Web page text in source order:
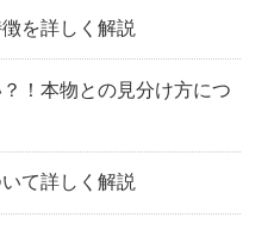
を詳しく解説
！本物との見分け方につ
て詳しく解説